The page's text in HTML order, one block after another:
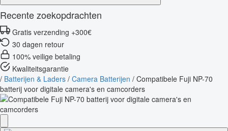
Recente zoekopdrachten
Gratis verzending +300€
30 dagen retour
100% veilige betaling
Kwaliteitsgarantie
/ Batterijen & Laders / Camera Batterijen / Compatibele Fuji NP-70
batterij voor digitale camera's en camcorders